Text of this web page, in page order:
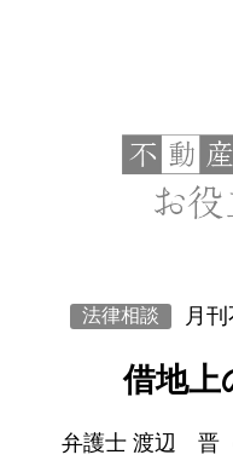
法律相談 月
借地上
弁護士 渡辺 晋